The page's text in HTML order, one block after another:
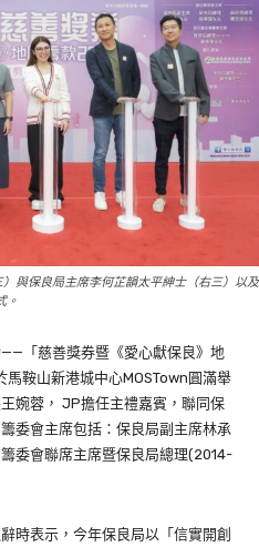
與保良局主席李何芷韻太平紳士（右三）以及
。
「慈善獎券暨《愛心獻保良》地
鞍山新港城中心MOSTown圓滿舉
婉蓉， JP擔任主禮嘉賓，聯同保
委會主席包括：保良局副主席林承
委會聯席主席暨保良局總理(2014-
時表示，今年保良局以「信實開創